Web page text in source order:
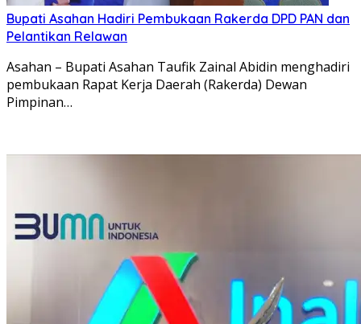
Bupati Asahan Hadiri Pembukaan Rakerda DPD PAN dan
Pelantikan Relawan
Asahan – Bupati Asahan Taufik Zainal Abidin menghadiri
pembukaan Rapat Kerja Daerah (Rakerda) Dewan
Pimpinan…